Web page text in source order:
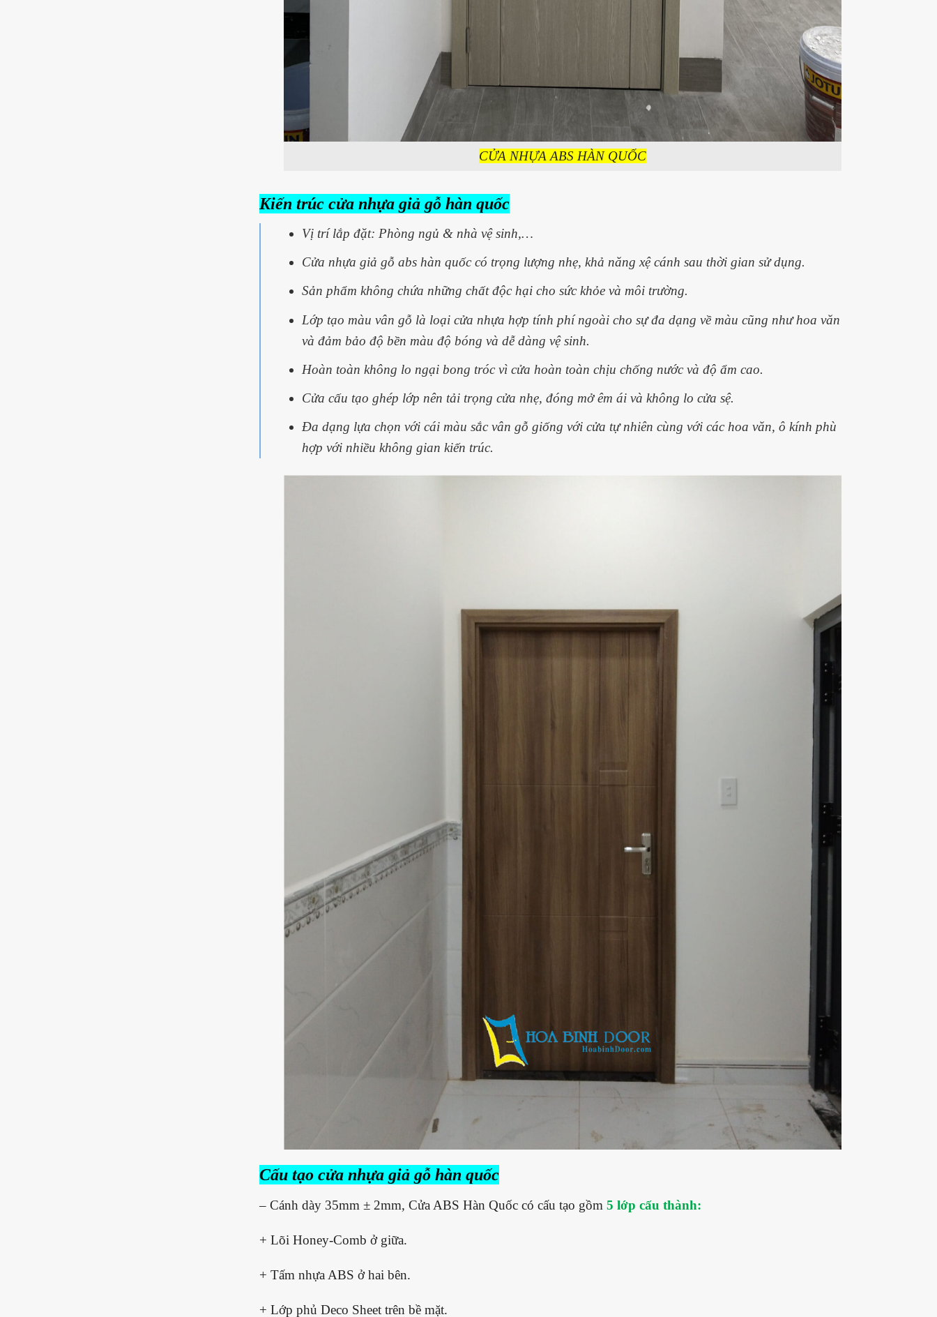
CỬA NHỰA ABS HÀN QUỐC
Kiến trúc cửa nhựa giả gỗ hàn quốc
Vị trí lắp đặt: Phòng ngủ & nhà vệ sinh,…
Cửa nhựa giả gỗ abs hàn quốc có trọng lượng nhẹ, khả năng xệ cánh sau thời gian sử dụng.
Sản phẩm không chứa những chất độc hại cho sức khỏe và môi trường.
Lớp tạo màu vân gỗ là loại cửa nhựa hợp tính phí ngoài cho sự đa dạng về màu cũng như hoa văn
và đảm bảo độ bền màu độ bóng và dễ dàng vệ sinh.
Hoàn toàn không lo ngại bong tróc vì cửa hoàn toàn chịu chống nước và độ ẩm cao.
Cửa cấu tạo ghép lớp nên tải trọng cửa nhẹ, đóng mở êm ái và không lo cửa sệ.
Đa dạng lựa chọn với cái màu sắc vân gỗ giống với cửa tự nhiên cùng với các hoa văn, ô kính phù
hợp với nhiều không gian kiến trúc.
Cấu tạo cửa nhựa giả gỗ hàn quốc
– Cánh dày 35mm ± 2mm, Cửa ABS Hàn Quốc có cấu tạo gồm 5 lớp cấu thành:
+ Lõi Honey-Comb ở giữa.
+ Tấm nhựa ABS ở hai bên.
+ Lớp phủ Deco Sheet trên bề mặt.